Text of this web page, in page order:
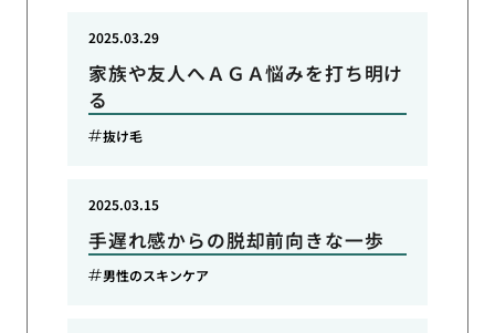
家族や友人へＡＧＡ悩みを打ち明け
る
2025.03.29
抜け毛
手遅れ感からの脱却前向きな一歩
2025.03.15
男性のスキンケア